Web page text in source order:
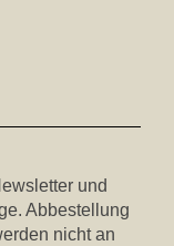
und
Abbestellung
nicht an